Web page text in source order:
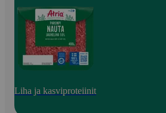
Liha ja kasviproteiinit